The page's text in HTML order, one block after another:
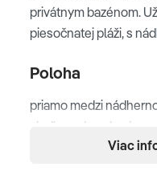
privátnym bazénom.
piesočnatej pláži, s
Poloha
priamo medzi
sladkovodnou
parku a múzea Al
Viac